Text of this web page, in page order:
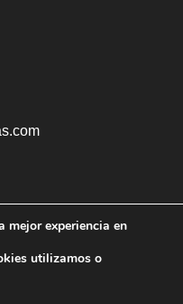
Marketing &
| Política de
mejor experiencia en
utilizamos o